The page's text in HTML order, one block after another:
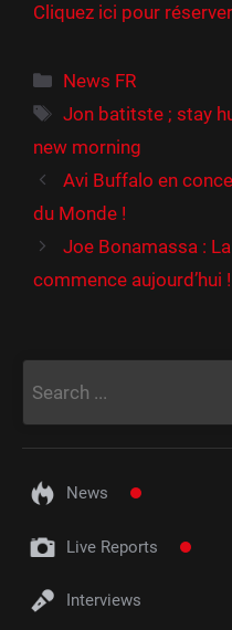
Cliquez ici pour réserver
Catégories
News FR
Étiquettes
Jon batitste ; stay
new morning
Avi Buffalo en
du Monde !
Joe Bonamassa :
commence aujourd’hui !
News
Live Reports
Interviews